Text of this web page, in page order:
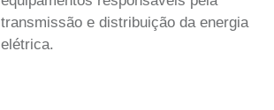
transmissão e distribuição da energia
elétrica.